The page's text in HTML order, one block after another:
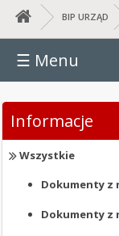
BIP URZĄD
☰ Menu
RADA
GMINY
BUDŻET
GMINY
RAPORT
O
STANIE
ORGANIZACYJNE
Informacje
Wszystkie
Dokumenty z
Dokumenty z